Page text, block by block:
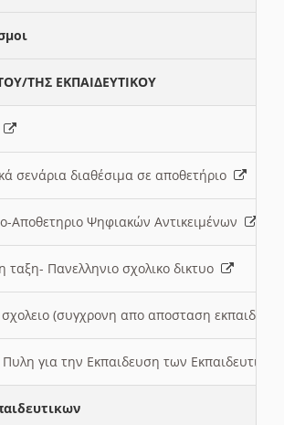
ΤΗΣ ΕΚΠΑΙΔΕΥΤΙΚΟΥ
σενάρια διαθέσιμα σε αποθετήριο
Αποθετηριο Ψηφιακών Αντικειμένων
ταξη- Πανελληνιο σχολικο δικτυο
(συγχρονη απο αποσταση
για την Εκπαιδευση των